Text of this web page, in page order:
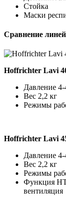
Стойка
Маски
Сравнение
Hoffrichter Lavi
Давление
Вес 2,2 кг
Режимы
Hoffrichter Lavi
Давление
Вес 2,2 кг
Режимы
Функция
вентиляция